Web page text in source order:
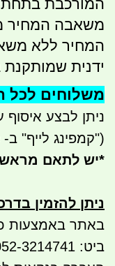
המורכבת
משאבה המחיר
המחיר ללא
ידנית
משלוחים לכל
ניתן לבצע איסוף עצמי-
("קמפינג לייף" ב- waze)
*יש לתאם
ניתן להזמין
באתר באמצעות
ביט: 052-3214741 PAY BOX 052-3214741